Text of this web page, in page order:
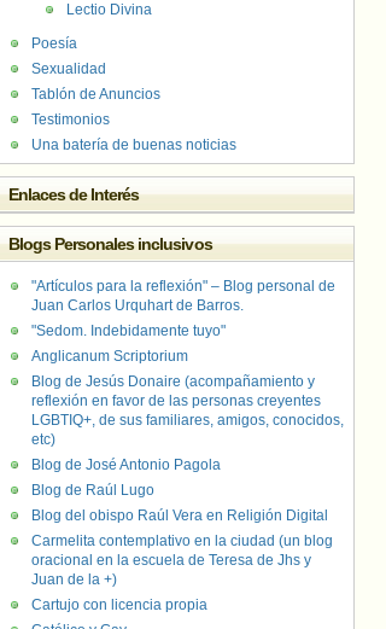
Lectio Divina
Poesía
Sexualidad
Tablón de Anuncios
Testimonios
Una batería de buenas noticias
Enlaces de Interés
Blogs Personales inclusivos
"Artículos para la reflexión" – Blog personal de
Juan Carlos Urquhart de Barros.
"Sedom. Indebidamente tuyo"
Anglicanum Scriptorium
Blog de Jesús Donaire (acompañamiento y
reflexión en favor de las personas creyentes
LGBTIQ+, de sus familiares, amigos, conocidos,
etc)
Blog de José Antonio Pagola
Blog de Raúl Lugo
Blog del obispo Raúl Vera en Religión Digital
Carmelita contemplativo en la ciudad (un blog
oracional en la escuela de Teresa de Jhs y
Juan de la +)
Cartujo con licencia propia